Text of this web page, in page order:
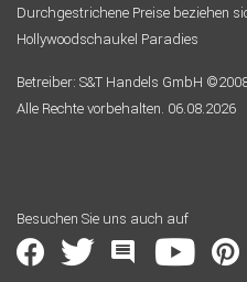
Durchgestrichene Preise beziehen
Hollywoodschaukel Paradies
Betreiber: S&T Handels GmbH
Alle Rechte vorbehalten. 06.08.2026
Besuchen Sie uns auch auf